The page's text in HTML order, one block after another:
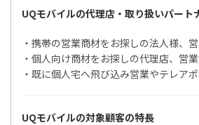
UQモバイルの代理店・取り扱いパート
・携帯の営業商材をお探しの法人様、
・個人向け商材をお探しの代理店、営
・既に個人宅へ飛び込み営業やテレア
UQモバイルの対象顧客の特長